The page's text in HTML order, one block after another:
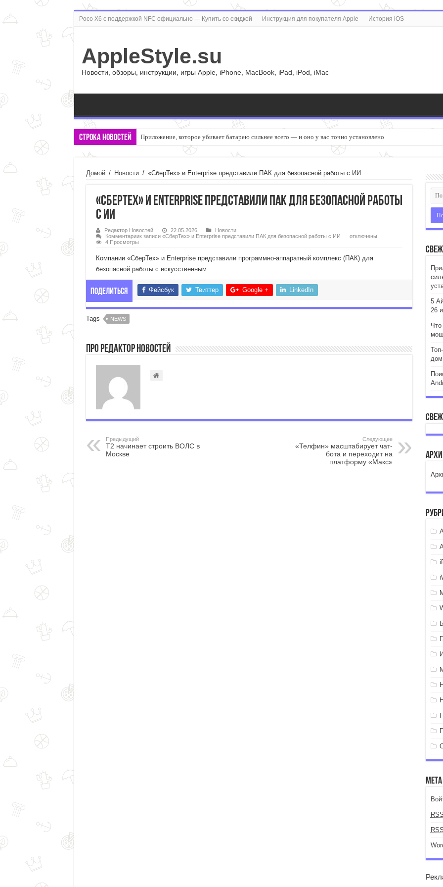
Poco X6 с поддержкой NFC официально — Купить со скидкой Инструкция для покупателя Apple История iOS
AppleStyle.su
Новости, обзоры, инструкции, игры Apple, iPhone, MacBook, iPad, iPod, iMac
Строка новостей Приложение, которое убивает батарею сильнее всего — и оно у вас точно установлено
Домой / Новости / «СберТех» и Enterprise представили ПАК для безопасной работы с ИИ
«СберТех» и Enterprise представили ПАК для безопасной работы
с ИИ
Редактор Новостей 22.05.2026
Новости
Комментариик записи «СберТех» и Enterprise представили ПАК для безопасной работы с ИИ
отключены
4 Просмотры
Компании «СберТех» и Enterprise представили программно-аппаратный комплекс (ПАК) для
безопасной работы с искусственным...
Поделиться Фейсбук Твиттер Google + LinkedIn
Tags NEWS
Про Редактор Новостей
Предыдущий
T2 начинает строить ВОЛС в
Москве
Следующее
«Телфин» масштабирует чат-
бота и переходит на
платформу «Макс»
5
26
Мета
RSS
RSS